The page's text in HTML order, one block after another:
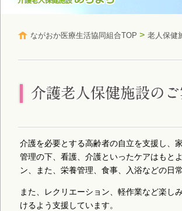
ながおか医療生活協同組合TOP > 老人保健
介護を必要とする高齢者の自立を支援し、
管理の下、看護、介護といったケアはもと
ン、また、栄養管理、食事、入浴などの日
また、レクリエーション、軽作業など楽し
けるよう支援しています。